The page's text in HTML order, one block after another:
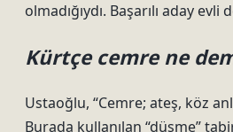
olmadığıydı. Başarılı aday evli
Kürtçe cemre ne
Ustaoğlu, “Cemre; ateş, köz
Burada kullanılan “düşme”